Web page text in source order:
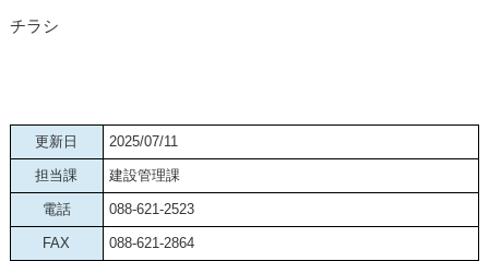
チラシ
更新日 2025/07/11
担当課 建設管理課
電話 088-621-2523
FAX 088-621-2864